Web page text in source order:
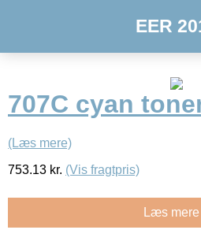
EER
707C cyan
(Læs mere)
753.13 kr. (Vis fragtpris)
Læs